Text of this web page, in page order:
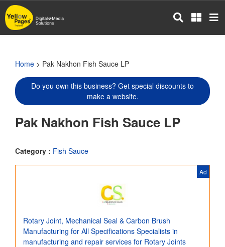
Skip
to
main
Home > Pak Nakhon Fish Sauce LP
Do you own this business? Get special discounts to
make a website.
Pak Nakhon Fish Sauce LP
Category : Fish Sauce
Ad
Rotary Joint, Mechanical Seal & Carbon Brush
Manufacturing for All Specifications Specialists in
manufacturing and repair services for Rotary Joints